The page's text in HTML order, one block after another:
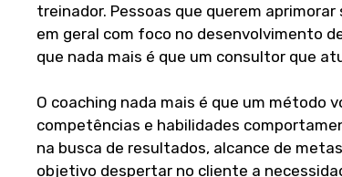
treinador. Pessoas que querem
em geral com foco no desenvolvimento
que nada mais é que um consultor que
O coaching nada mais é que um método
competências e habilidades
na busca de resultados, alcance de
objetivo despertar no cliente a